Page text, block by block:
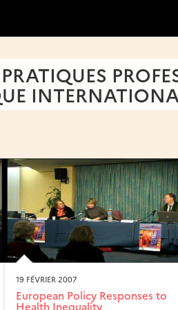
19 FÉVRIER 2007
European Policy Responses to
Health Inequality